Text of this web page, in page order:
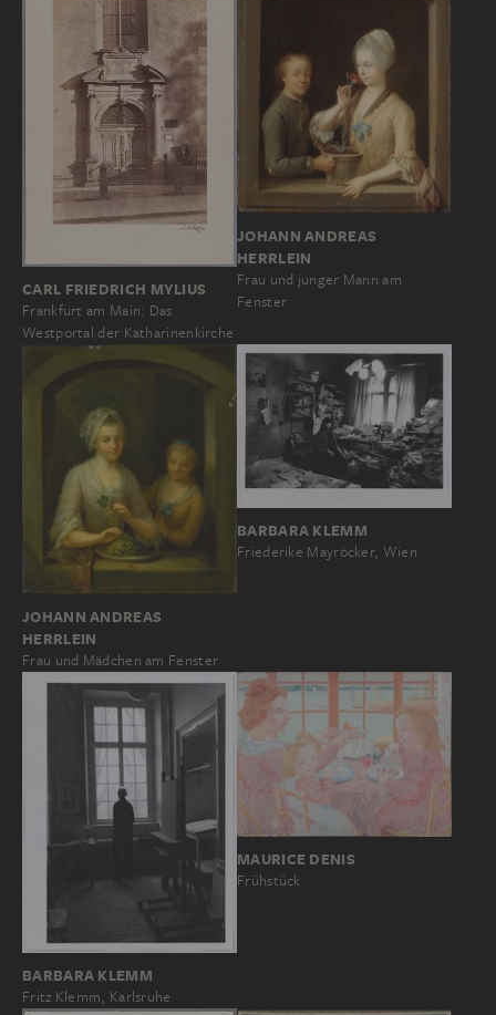
CARL FRIEDRICH MYLIUS
Frankfurt am Main: Das
Westportal der Katharinenkirche
JOHANN ANDREAS
HERRLEIN
Frau und junger Mann am
Fenster
JOHANN ANDREAS
HERRLEIN
Frau und Mädchen am Fenster
BARBARA KLEMM
Friederike Mayröcker, Wien
BARBARA KLEMM
Fritz Klemm, Karlsruhe
MAURICE DENIS
Frühstück